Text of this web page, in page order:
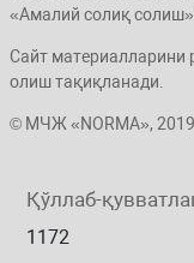
«Амалий солиқ
Сайт материалларини
олиш тақиқланади.
© МЧЖ «NORMA»,
Қўллаб-
1172